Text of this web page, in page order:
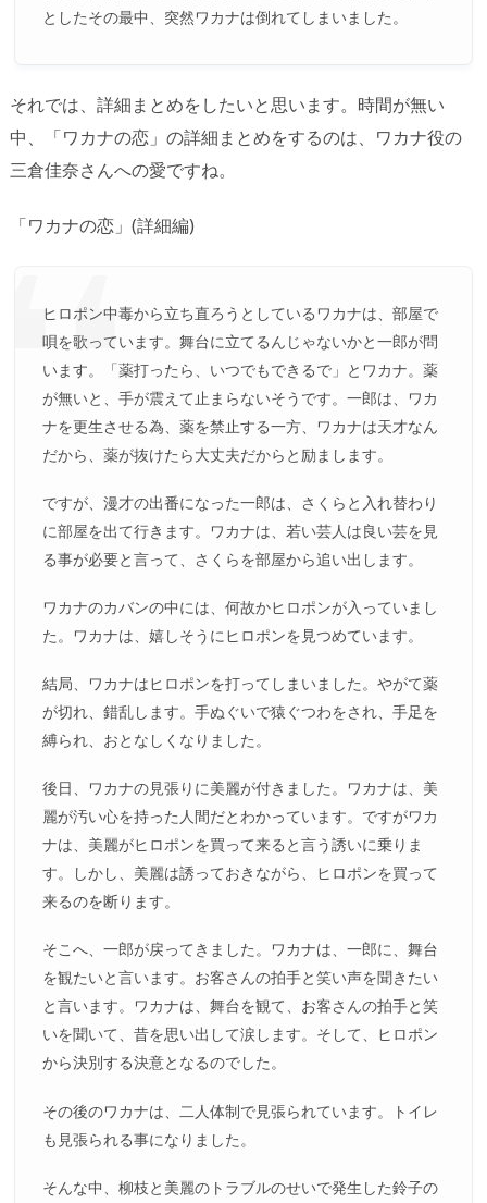
としたその最中、突然ワカナは倒れてしまいました。
それでは、詳細まとめをしたいと思います。時間が無い
中、「ワカナの恋」の詳細まとめをするのは、ワカナ役の
三倉佳奈さんへの愛ですね。
「ワカナの恋」(詳細編)
ヒロポン中毒から立ち直ろうとしているワカナは、部屋で
唄を歌っています。舞台に立てるんじゃないかと一郎が問
います。「薬打ったら、いつでもできるで」とワカナ。薬
が無いと、手が震えて止まらないそうです。一郎は、ワカ
ナを更生させる為、薬を禁止する一方、ワカナは天才なん
だから、薬が抜けたら大丈夫だからと励まします。
ですが、漫才の出番になった一郎は、さくらと入れ替わり
に部屋を出て行きます。ワカナは、若い芸人は良い芸を見
る事が必要と言って、さくらを部屋から追い出します。
ワカナのカバンの中には、何故かヒロポンが入っていまし
た。ワカナは、嬉しそうにヒロポンを見つめています。
結局、ワカナはヒロポンを打ってしまいました。やがて薬
が切れ、錯乱します。手ぬぐいで猿ぐつわをされ、手足を
縛られ、おとなしくなりました。
後日、ワカナの見張りに美麗が付きました。ワカナは、美
麗が汚い心を持った人間だとわかっています。ですがワカ
ナは、美麗がヒロポンを買って来ると言う誘いに乗りま
す。しかし、美麗は誘っておきながら、ヒロポンを買って
来るのを断ります。
そこへ、一郎が戻ってきました。ワカナは、一郎に、舞台
を観たいと言います。お客さんの拍手と笑い声を聞きたい
と言います。ワカナは、舞台を観て、お客さんの拍手と笑
いを聞いて、昔を思い出して涙します。そして、ヒロポン
から決別する決意となるのでした。
その後のワカナは、二人体制で見張られています。トイレ
も見張られる事になりました。
そんな中、柳枝と美麗のトラブルのせいで発生した鈴子の